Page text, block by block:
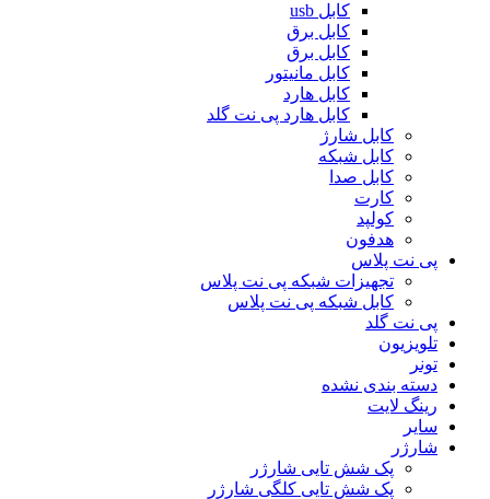
کابل usb
کابل برق
کابل برق
کابل مانیتور
کابل هارد
کابل هارد پی نت گلد
کابل شارژ
کابل شبکه
کابل صدا
کارت
کولپد
هدفون
پی نت پلاس
تجهیزات شبکه پی نت پلاس
کابل شبکه پی نت پلاس
پی نت گلد
تلویزیون
تونر
دسته بندی نشده
رینگ لایت
سایر
شارژر
پک شش تایی شارژر
پک شش تایی کلگی شارژر